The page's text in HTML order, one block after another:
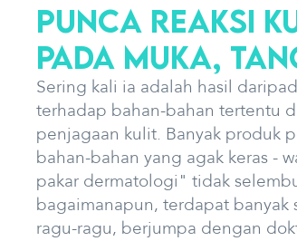
Punca Reaksi
pada Muka,
Sering kali ia adalah hasil
terhadap bahan-bahan tertentu
penjagaan kulit. Banyak produk
bahan-bahan yang agak keras -
pakar dermatologi" tidak
bagaimanapun, terdapat
ragu-ragu, berjumpa dengan